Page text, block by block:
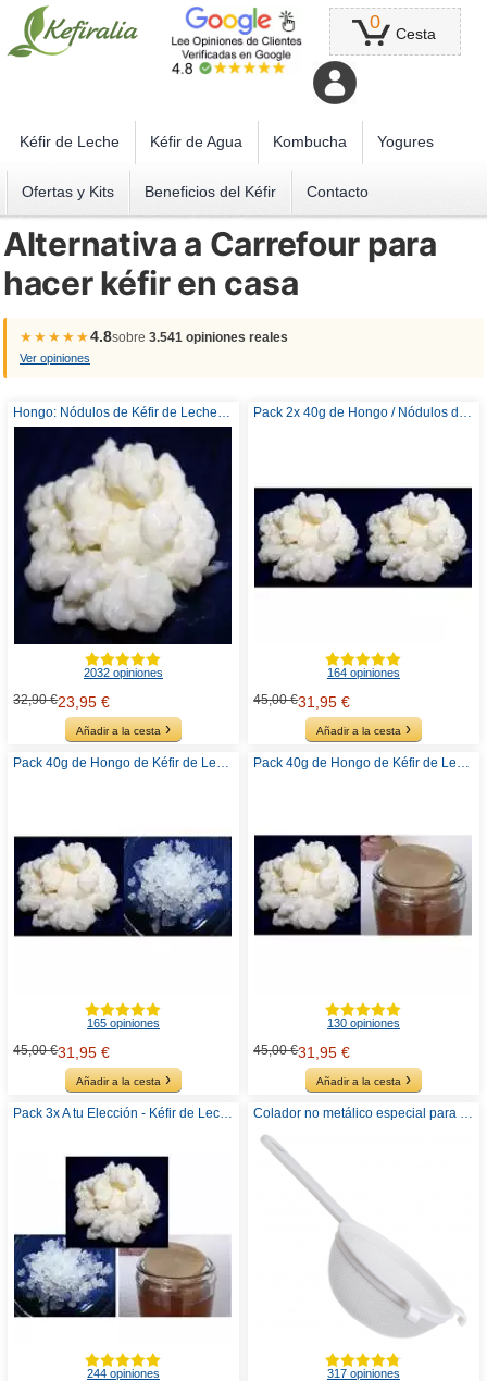
0
Cesta
Kéfir de Leche Kéfir de Agua Kombucha Yogures
Ofertas y Kits Beneficios del Kéfir Contacto
Alternativa a Carrefour para
hacer kéfir en casa
★★★★★4.8sobre 3.541 opiniones reales
Ver opiniones
2032 opiniones
32,90 €23,95 €
Añadir a la cesta
164 opiniones
45,00 €31,95 €
Añadir a la cesta
165 opiniones
45,00 €31,95 €
Añadir a la cesta
130 opiniones
45,00 €31,95 €
Añadir a la cesta
244 opiniones 317 opiniones